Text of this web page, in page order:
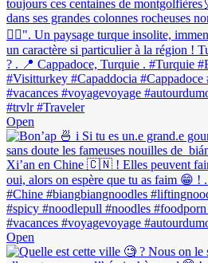
Open
Open